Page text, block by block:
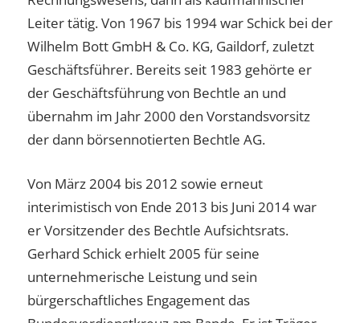
Leiter tätig. Von 1967 bis 1994 war Schick bei der
Wilhelm Bott GmbH & Co. KG, Gaildorf, zuletzt
Geschäftsführer. Bereits seit 1983 gehörte er
der Geschäftsführung von Bechtle an und
übernahm im Jahr 2000 den Vorstandsvorsitz
der dann börsennotierten Bechtle AG.
Von März 2004 bis 2012 sowie erneut
interimistisch von Ende 2013 bis Juni 2014 war
er Vorsitzender des Bechtle Aufsichtsrats.
Gerhard Schick erhielt 2005 für seine
unternehmerische Leistung und sein
bürgerschaftliches Engagement das